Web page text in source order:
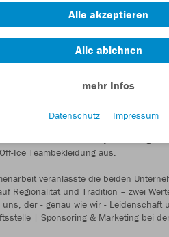
Zusammenarbeit. Nun wurde
statten den Eishockey-Bundesligisten
Ice Teambekleidung aus.
veranlasste die beiden
Regionalität und Tradition – zwei
der - genau wie wir - Leidenschaft
| Sponsoring & Marketing bei
Alle akzeptieren
Alle ablehnen
mehr Infos
Datenschutz Impressum